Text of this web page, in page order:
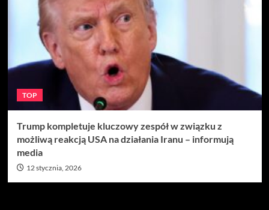
TOP
Trump kompletuje kluczowy zespół w związku z
możliwą reakcją USA na działania Iranu – informują
media
12 stycznia, 2026